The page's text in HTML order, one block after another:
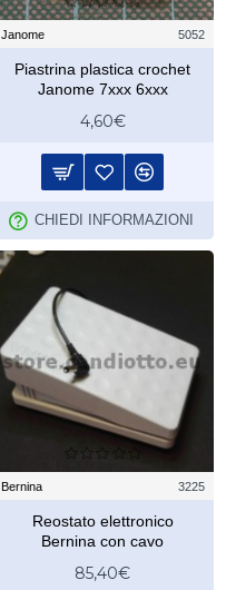
Janome 5052
Piastrina plastica crochet
Janome 7xxx 6xxx
4,60€
CHIEDI INFORMAZIONI
Bernina 3225
Reostato elettronico
Bernina con cavo
85,40€